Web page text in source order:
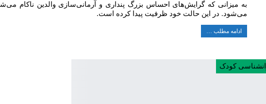
به میزانی که گرایش‌های احساس بزرگ پنداری و آرمانی‌سازی والدین ناکام
می‌شود. در این حالت خود ظرفیت پیدا کرده است.
ادامه مطلب …
کودک